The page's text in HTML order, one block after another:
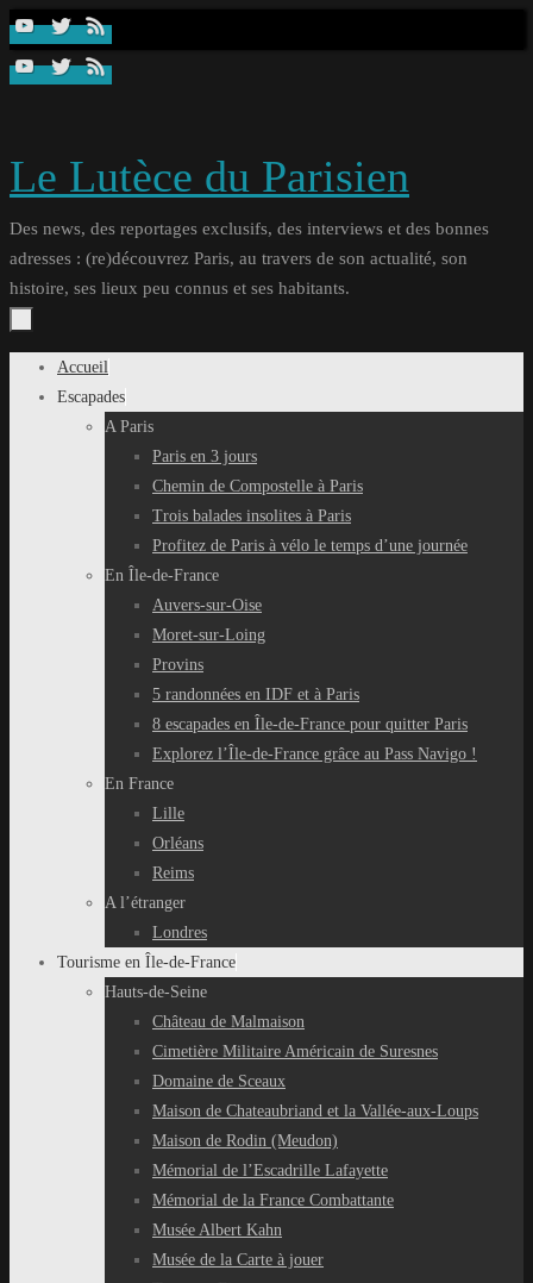
Passer
contenu
Le Lutèce du Parisien
Des news, des reportages exclusifs, des interviews et des bonnes
adresses : (re)découvrez Paris, au travers de son actualité, son
histoire, ses lieux peu connus et ses habitants.
Passer
Accueil
Escapades
A Paris
Paris en 3 jours
Chemin de Compostelle à Paris
Trois balades insolites à Paris
Profitez de Paris à vélo le temps d’une journée
En Île-de-France
Auvers-sur-Oise
Moret-sur-Loing
Provins
5 randonnées en IDF et à Paris
8 escapades en Île-de-France pour quitter Paris
Explorez l’Île-de-France grâce au Pass Navigo !
En France
Lille
Orléans
Reims
A l’étranger
Londres
Tourisme en Île-de-France
Hauts-de-Seine
Château de Malmaison
Cimetière Militaire Américain de Suresnes
Domaine de Sceaux
Maison de Chateaubriand et la Vallée-aux-Loups
Maison de Rodin (Meudon)
Mémorial de l’Escadrille Lafayette
Mémorial de la France Combattante
Musée Albert Kahn
Musée de la Carte à jouer